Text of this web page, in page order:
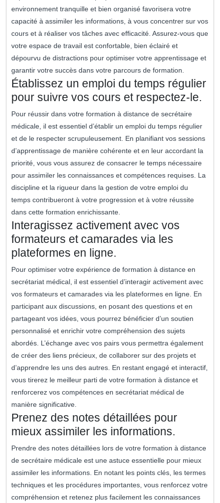
environnement tranquille et bien organisé favorisera votre
capacité à assimiler les informations, à vous concentrer sur vos
cours et à réaliser vos tâches avec efficacité. Assurez-vous que
votre espace de travail est confortable, bien éclairé et
dépourvu de distractions pour optimiser votre apprentissage et
garantir votre succès dans votre parcours de formation.
Établissez un emploi du temps régulier
pour suivre vos cours et respectez-le.
Pour réussir dans votre formation à distance de secrétaire
médicale, il est essentiel d’établir un emploi du temps régulier
et de le respecter scrupuleusement. En planifiant vos sessions
d’apprentissage de manière cohérente et en leur accordant la
priorité, vous vous assurez de consacrer le temps nécessaire
pour assimiler les connaissances et compétences requises. La
discipline et la rigueur dans la gestion de votre emploi du
temps contribueront à votre progression et à votre réussite
dans cette formation enrichissante.
Interagissez activement avec vos
formateurs et camarades via les
plateformes en ligne.
Pour optimiser votre expérience de formation à distance en
secrétariat médical, il est essentiel d’interagir activement avec
vos formateurs et camarades via les plateformes en ligne. En
participant aux discussions, en posant des questions et en
partageant vos idées, vous pourrez bénéficier d’un soutien
personnalisé et enrichir votre compréhension des sujets
abordés. L’échange avec vos pairs vous permettra également
de créer des liens précieux, de collaborer sur des projets et
d’apprendre les uns des autres. En restant engagé et interactif,
vous tirerez le meilleur parti de votre formation à distance et
renforcerez vos compétences en secrétariat médical de
manière significative.
Prenez des notes détaillées pour
mieux assimiler les informations.
Prendre des notes détaillées lors de votre formation à distance
de secrétaire médicale est une astuce essentielle pour mieux
assimiler les informations. En notant les points clés, les termes
techniques et les procédures importantes, vous renforcez votre
compréhension et retenez plus facilement les connaissances